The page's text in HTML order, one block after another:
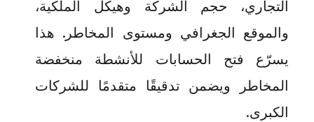
التجاري، حجم الشركة وهيكل الملكية،
والموقع الجغرافي ومستوى المخاطر. هذا
يسرّع فتح الحسابات للأنشطة منخفضة
المخاطر ويضمن تدقيقًا متقدمًا للشركات
الكبرى.